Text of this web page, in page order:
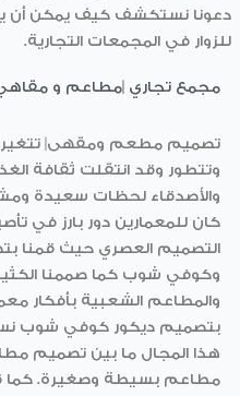
دعونا نستكشف كيف يمكن أن
للزوار في المجمعات التجارية.
مجمع تجاري |مطاعم و مقاهي
تصميم مطعم ومقهى| تتغير
وتتطور وقد انتقلت ثقافة
والأصدقاء لحظات سعيدة
كان للمعمارين دور بارز في
التصميم العصري حيث قمنا
وكوفي شوب كما صممنا الكثير
والمطاعم الشعبية بأفكار
بتصميم ديكور كوفي شوب
هذا المجال ما بين تصميم
مطاعم بسيطة وصغيرة.